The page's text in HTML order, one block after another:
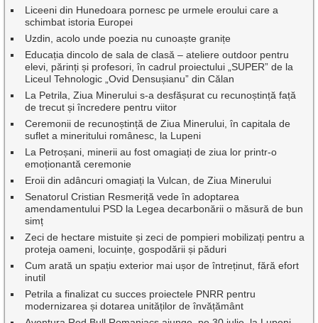
Liceeni din Hunedoara pornesc pe urmele eroului care a
schimbat istoria Europei
Uzdin, acolo unde poezia nu cunoaște granițe
Educația dincolo de sala de clasă – ateliere outdoor pentru
elevi, părinți și profesori, în cadrul proiectului „SUPER” de la
Liceul Tehnologic „Ovid Densușianu” din Călan
La Petrila, Ziua Minerului s-a desfășurat cu recunoștință față
de trecut și încredere pentru viitor
Ceremonii de recunoștință de Ziua Minerului, în capitala de
suflet a mineritului românesc, la Lupeni
La Petroșani, minerii au fost omagiați de ziua lor printr-o
emoționantă ceremonie
Eroii din adâncuri omagiați la Vulcan, de Ziua Minerului
Senatorul Cristian Resmeriță vede în adoptarea
amendamentului PSD la Legea decarbonării o măsură de bun
simț
Zeci de hectare mistuite și zeci de pompieri mobilizați pentru a
proteja oameni, locuințe, gospodării și păduri
Cum arată un spațiu exterior mai ușor de întreținut, fără efort
inutil
Petrila a finalizat cu succes proiectele PNRR pentru
modernizarea și dotarea unităților de învățământ